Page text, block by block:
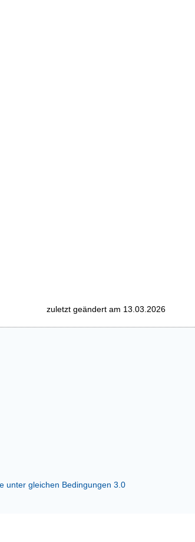
zuletzt geändert am 13.03.2026
unter gleichen Bedingungen 3.0